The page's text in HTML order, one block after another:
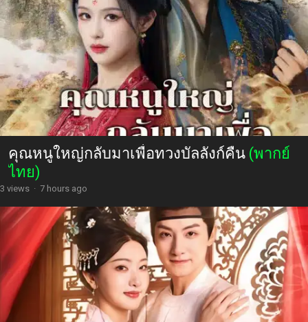
คุณหนูใหญ่กลับมาเพื่อทวงบัลลังก์คืน (พากย์
ไทย)
3 views · 7 hours ago